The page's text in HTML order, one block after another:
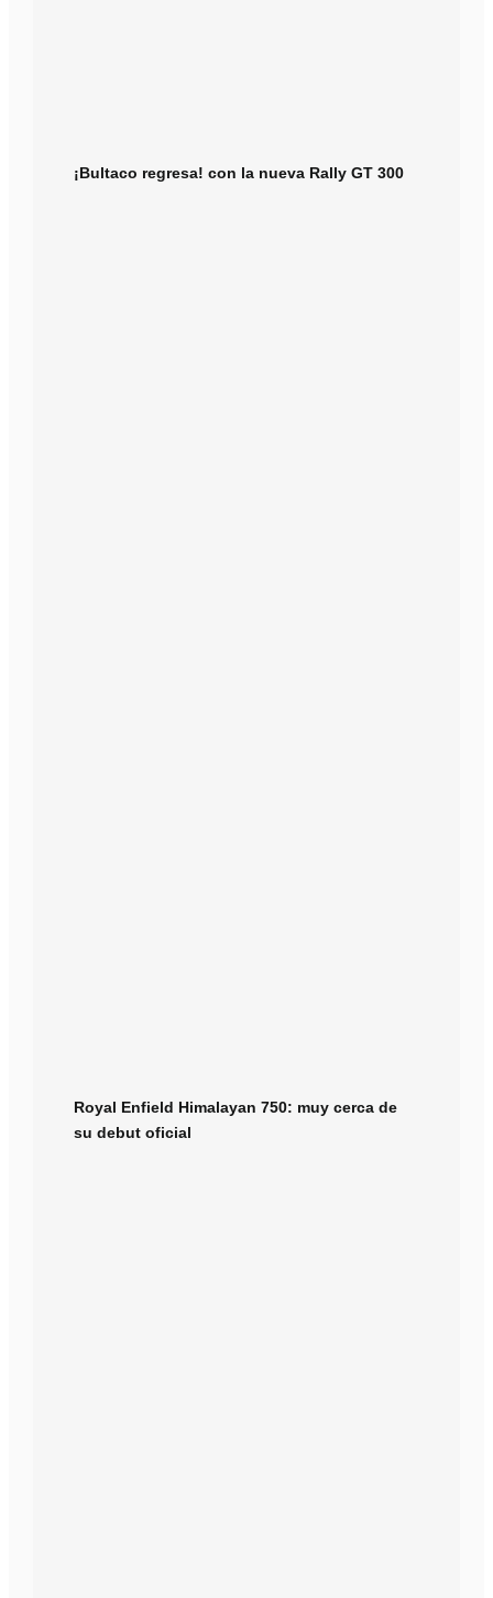
¡Bultaco regresa! con la nueva Rally GT 300
Royal Enfield Himalayan 750: muy cerca de
su debut oficial